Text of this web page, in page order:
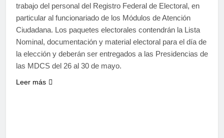
trabajo del personal del Registro Federal de Electoral, en
particular al funcionariado de los Módulos de Atención
Ciudadana. Los paquetes electorales contendrán la Lista
Nominal, documentación y material electoral para el día de
la elección y deberán ser entregados a las Presidencias de
las MDCS del 26 al 30 de mayo.
Leer más